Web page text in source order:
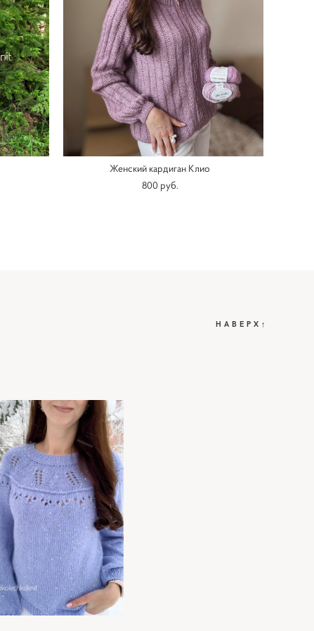
Женский кардиган Клио
800 pуб.
НАВЕРХ↑